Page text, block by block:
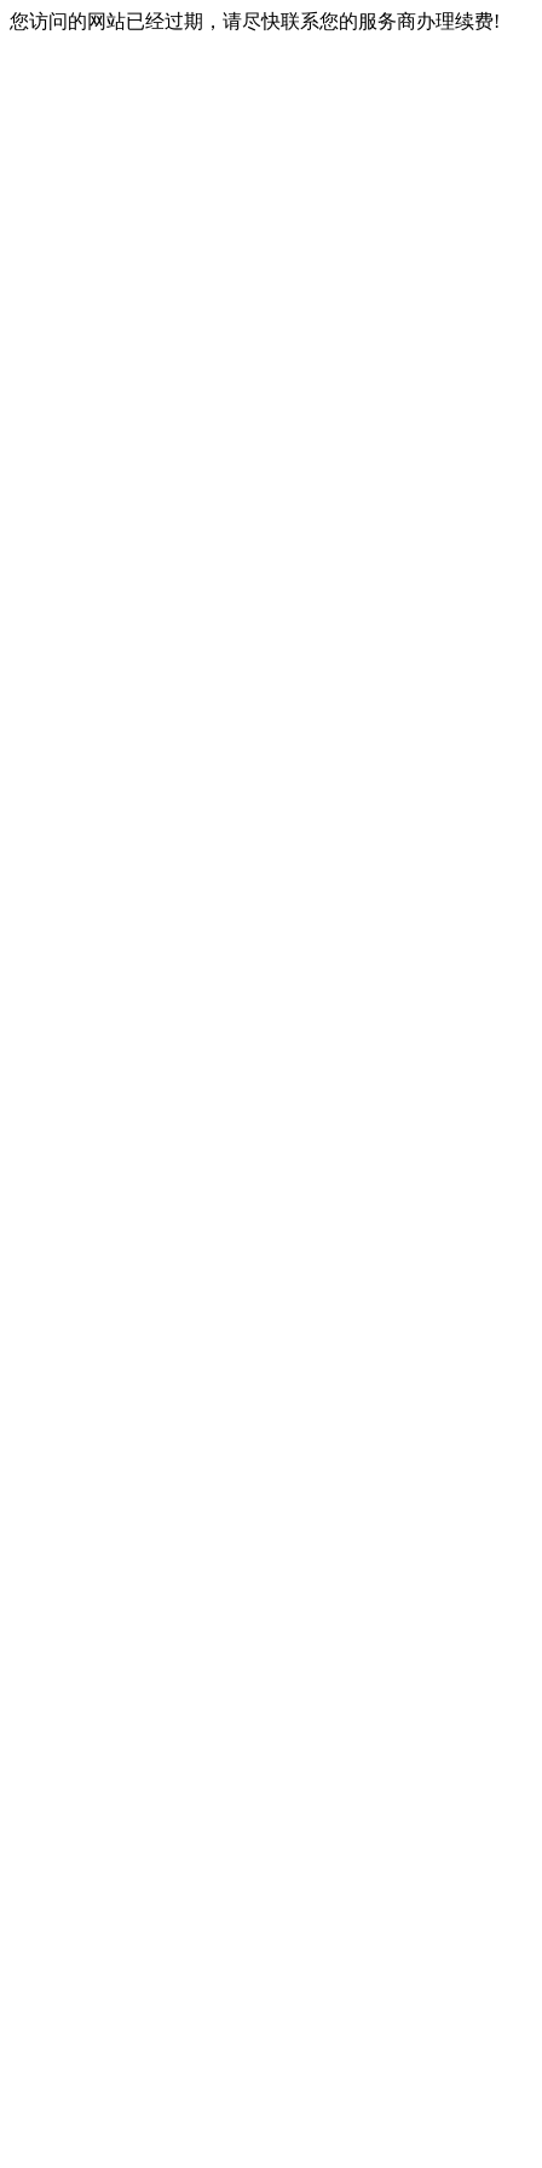
您访问的网站已经过期，请尽快联系您的服务商办理续费!